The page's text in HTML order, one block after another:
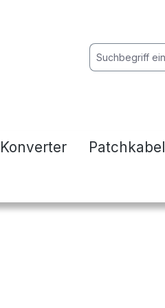
Konverter Patchkabel